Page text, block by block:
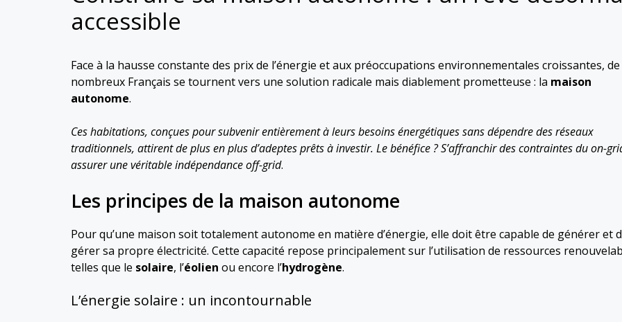
accessible
Face à la hausse constante des prix de l’énergie et aux préoccupations environnementales croissantes, de
nombreux Français se tournent vers une solution radicale mais diablement prometteuse : la maison
autonome.
Ces habitations, conçues pour subvenir entièrement à leurs besoins énergétiques sans dépendre des réseaux
traditionnels, attirent de plus en plus d’adeptes prêts à investir. Le bénéfice ? S’affranchir des contraintes du on-
assurer une véritable indépendance off-grid.
Les principes de la maison autonome
Pour qu’une maison soit totalement autonome en matière d’énergie, elle doit être capable de générer et
gérer sa propre électricité. Cette capacité repose principalement sur l’utilisation de ressources
telles que le solaire, l’éolien ou encore l’hydrogène.
L’énergie solaire : un incontournable